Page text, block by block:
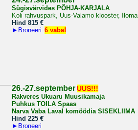
Sügisvärvides PÕHJA-KARJALA
Koli rahvuspark, Uus-Valamo klooster,
Hind 815 €
► Broneeri 6 vaba!
26.-27.septemberUUS!!!
Rakveres Ukuaru Muusikamaja
Puhkus TOILA Spaas
Narva Vaba Laval komöödia SISEKLIIMA
Hind 225 €
► Broneeri